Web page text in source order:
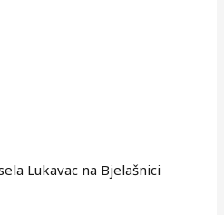
Lukavac na Bjelašnici